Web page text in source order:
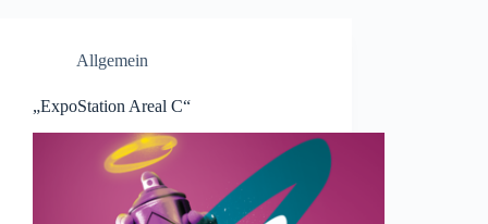
Allgemein
„ExpoStation Areal C“